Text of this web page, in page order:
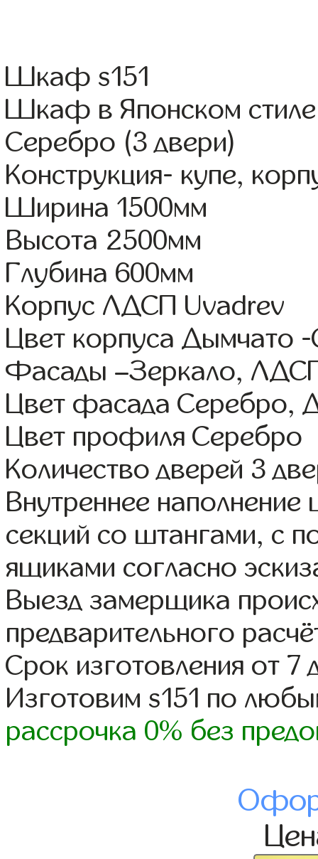
Шкаф s151
Шкаф в Японском
Серебро (3 двери)
Конструкция- купе,
Ширина 1500мм
Высота 2500мм
Глубина 600мм
Корпус ЛДСП Uvadrev
Цвет корпуса Дымчато
Фасады –Зеркало,
Цвет фасада Серебро,
Цвет профиля Серебро
Количество дверей 3
Внутреннее
секций со штангами, с
ящиками согласно
Выезд замерщика
предварительного
Срок изготовления от 7
Изготовим s151 по
рассрочка 0% без